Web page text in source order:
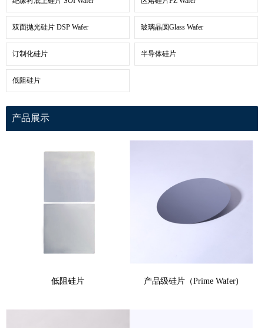
双面抛光硅片 DSP Wafer 玻璃晶圆Glass Wafer
订制化硅片 半导体硅片
低阻硅片
产品展示
低阻硅片 产品级硅片（Prime Wafer)